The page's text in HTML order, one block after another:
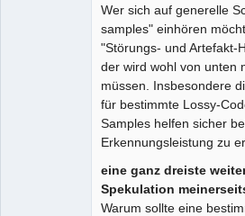
Wer sich auf generelle
samples" einhören
"Störungs- und Artefakt-
der wird wohl von unten
müssen. Insbesondere
für bestimmte Lossy-
Samples helfen sicher
Erkennungsleistung zu
eine ganz dreiste
Spekulation
Warum sollte eine